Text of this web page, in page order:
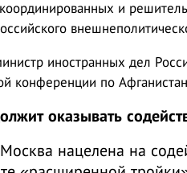
и
иностранных дел
конференции по
оказывать
нацелена на